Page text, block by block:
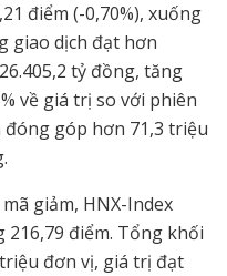
điểm (-0,70%), xuống
giao dịch đạt hơn
tỷ đồng, tăng
về giá trị so với phiên
đóng góp hơn 71,3 triệu
giảm, HNX-Index
216,79 điểm. Tổng khối
đơn vị, giá trị đạt